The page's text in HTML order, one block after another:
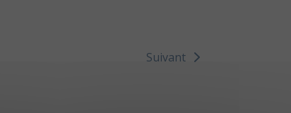
Suivant